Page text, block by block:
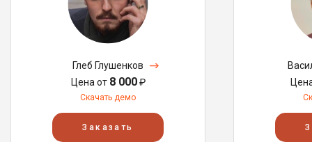
Глеб Глушенков
Цена от 8 000₽
Скачать демо
Заказать